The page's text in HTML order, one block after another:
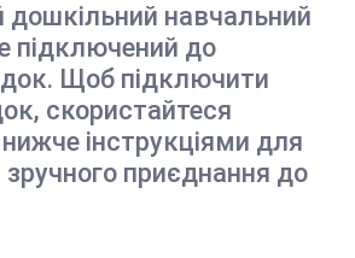
навчальний
підключений до
Щоб підключити
скористайтеся
інструкціями для
приєднання до